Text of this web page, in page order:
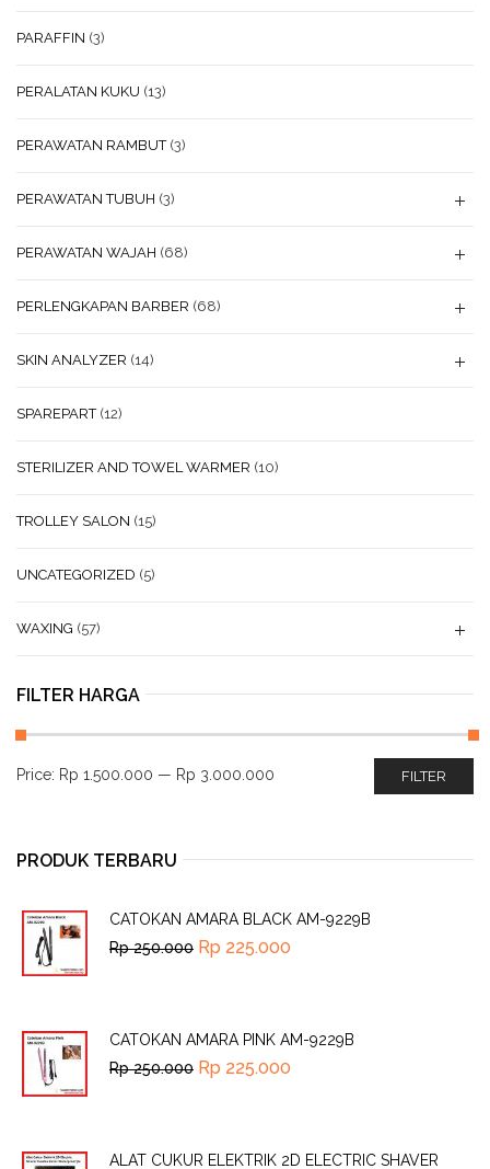
PARAFFIN (3)
PERALATAN KUKU (13)
PERAWATAN RAMBUT (3)
PERAWATAN TUBUH (3)
PERAWATAN WAJAH (68)
PERLENGKAPAN BARBER (68)
SKIN ANALYZER (14)
SPAREPART (12)
STERILIZER AND TOWEL WARMER (10)
TROLLEY SALON (15)
UNCATEGORIZED (5)
WAXING (57)
FILTER HARGA
FILTER
Price: Rp 1.500.000 — Rp 3.000.000
PRODUK TERBARU
CATOKAN AMARA BLACK AM-9229B
Rp250.000 Rp 225.000
CATOKAN AMARA PINK AM-9229B
Rp250.000 Rp 225.000
ALAT CUKUR ELEKTRIK 2D ELECTRIC SHAVER